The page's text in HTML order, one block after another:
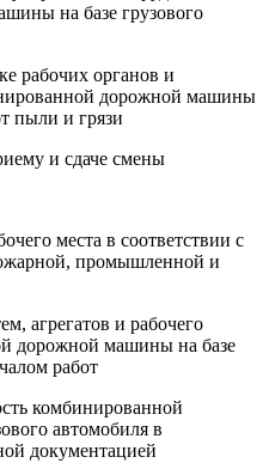
на базе грузового
рабочих органов и
дорожной машины
пыли и грязи
и сдаче смены
места в соответствии с
промышленной и
агрегатов и рабочего
дорожной машины на базе
работ
комбинированной
автомобиля в
документацией